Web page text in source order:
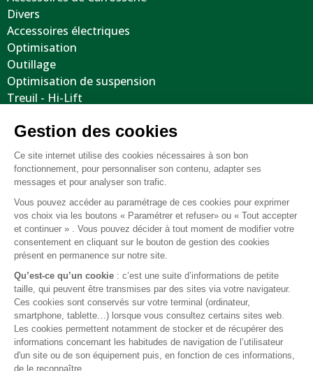
Divers
Accessoires électriques
Optimisation
Outillage
Optimisation de suspension
Treuil - Hi-Lift
Volants
Jantes / Pneumatiques / Accessoires
Informations utiles
Nous contacter
Mentions légales
Conditions générales de vente